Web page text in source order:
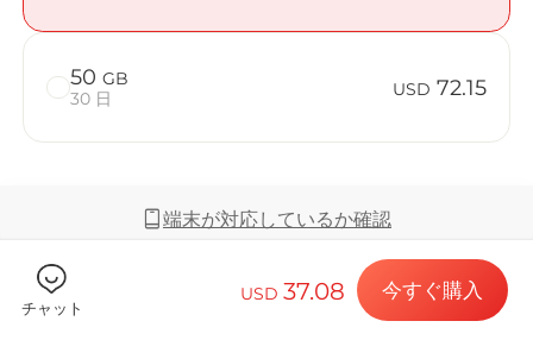
目的地とデ
データプラ
50 GB
30 日
USD 72.15
端末が対応しているか確認
届く範囲とネットワーク
チャット
USD37.08 今すぐ購入